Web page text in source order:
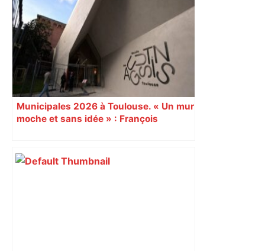
voitures interdite à Toulouse et
parkings fermés dès dimanche, 13
heures – ladepeche.fr
Municipales 2026 à Toulouse. « Un mur
moche et sans idée » : François
Augustins